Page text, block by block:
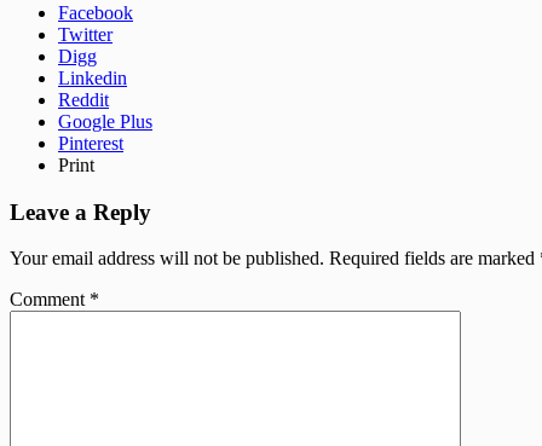
Facebook
Twitter
Digg
Linkedin
Reddit
Google Plus
Pinterest
Print
Leave a Reply
Your email address will not be published. Required fields are marked
Comment *